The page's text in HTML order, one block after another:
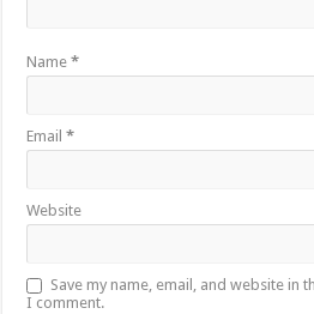
Name*
Email*
Website
Save my name, email, and website in
I comment.